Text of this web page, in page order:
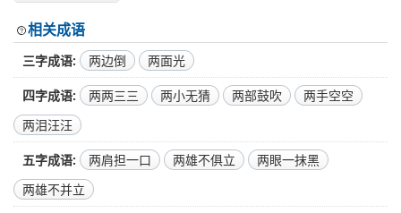
相关成语
三字成语 两边倒 两面光
四字成语 两两三三 两小无猜 两部鼓吹
两手空空
两泪汪汪
五字成语 两肩担一口 两雄不俱立
两眼一抹黑
两雄不并立